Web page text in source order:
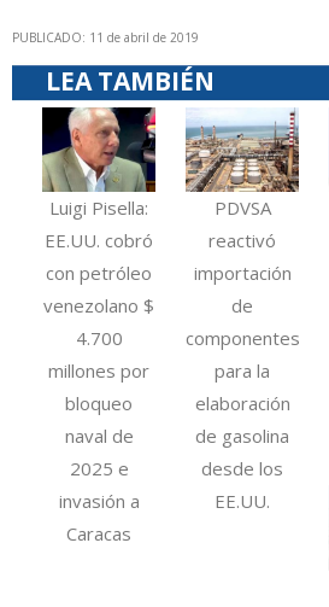
PUBLICADO: 11 de abril de 2019
LEA TAMBIÉN
Luigi Pisella:
EE.UU. cobró
con petróleo
venezolano $
4.700
millones por
bloqueo
naval de
2025 e
invasión a
Caracas
PDVSA
reactivó
importación
de
componentes
para la
elaboración
de gasolina
desde los
EE.UU.